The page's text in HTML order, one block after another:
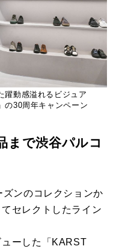
躍動感溢れるビジュア
の30周年キャンペーン
まで渋谷パルコ
ンのコレクションか
セレクトしたライン
ーした「KARST